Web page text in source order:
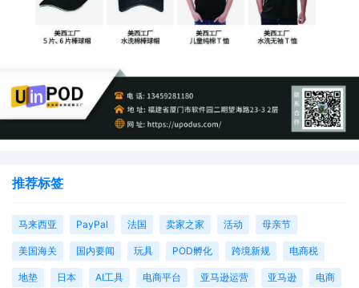
台实现全店铺收入数据合并报送，这种操作空间被大
幅压缩。
有卖家坦言，仅第三季度销售额就已突破600万，平
台数据一提交，很快就收到了税务部门的提醒。
四、三步应对数据差异问题
推荐标签
马来西亚 PayPal 法国 卖家之家 活动 母亲节
美国海关 国内要闻 玩具 POD孵化 跨境新规 电商税
地垫 日本 AI工具 电商平台 亚马逊运营 亚马逊 电商